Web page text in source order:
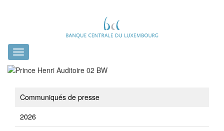
Toggle
navigation
Communiqués de presse
2026